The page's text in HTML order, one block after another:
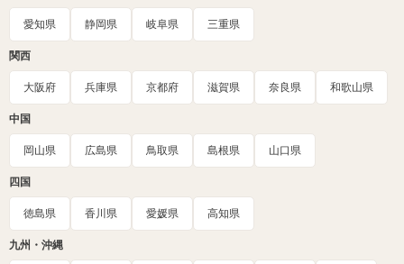
愛知県 静岡県 岐阜県 三重県
関西
大阪府 兵庫県 京都府 滋賀県 奈良県 和歌山県
中国
岡山県 広島県 鳥取県 島根県 山口県
四国
徳島県 香川県 愛媛県 高知県
九州・沖縄